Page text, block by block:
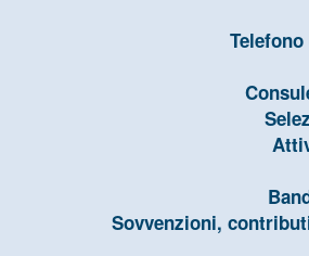
Sovvenzioni,